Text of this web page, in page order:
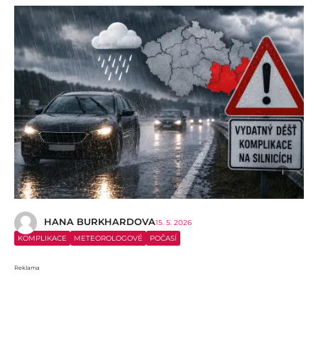
i
HANA BURKHARDOVA15. 5. 2026
KOMPLIKACE
METEOROLOGOVÉ POČASÍ
Reklama